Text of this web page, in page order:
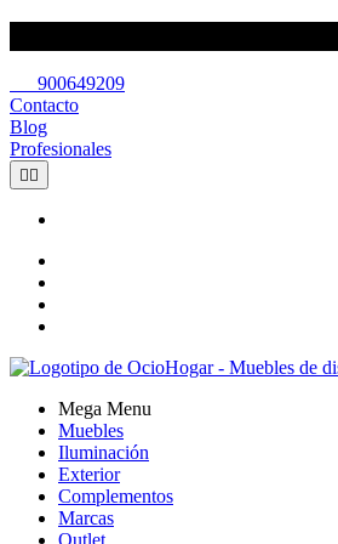
900649209
Contacto
Blog
Profesionales
 
Mega Menu
Muebles
Iluminación
Exterior
Complementos
Marcas
Outlet